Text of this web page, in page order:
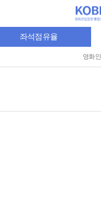
좌석점유율
영화인